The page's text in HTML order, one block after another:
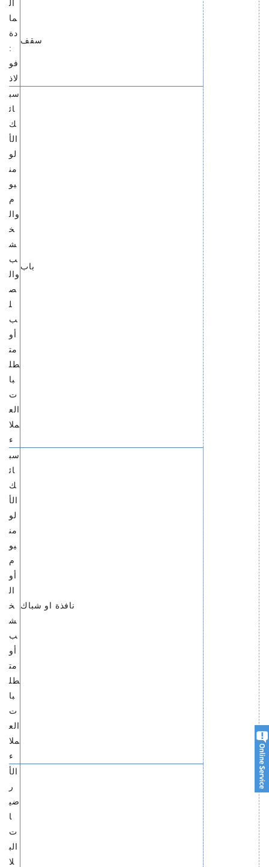
سقف
ال
ما
دة
:
فو
لاذ
باب
سب
ائ
ك
الأ
لو
من
يو
م
وال
خ
ش
ب
وال
ص
ل
ب
أو
مت
طل
با
ت
الع
ملا
ء
نافذة او شباك
سب
ائ
ك
الأ
لو
من
يو
م
أو
ال
خ
ش
ب
أو
مت
طل
با
ت
الع
ملا
ء
الأ
ر
ضي
ا
ت
الب
لا